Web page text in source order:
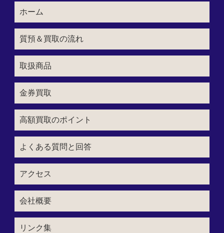
ホーム
質預＆買取の流れ
取扱商品
金券買取
高額買取のポイント
よくある質問と回答
アクセス
会社概要
リンク集